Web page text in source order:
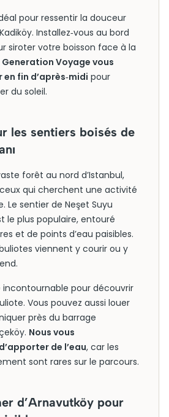
pour ressentir la douceur
Installez‑vous au bord
siroter votre boisson face à la
Generation Voyage vous
en fin d’après‑midi pour
du soleil.
les sentiers boisés de
forêt au nord d’Istanbul,
qui cherchent une activité
Le sentier de Neşet Suyu
le plus populaire, entouré
et de points d’eau paisibles.
viennent y courir ou y
incontournable pour découvrir
Vous pouvez aussi louer
près du barrage
Nous vous
de l’eau, car les
sont rares sur le parcours.
d’Arnavutköy pour